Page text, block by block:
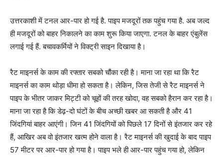
उत्तरकाशी में टनल आर-पार हो गई है. पाइप मजदूरों तक पहुंच गया है. अब जल्द
ही मजदूरों को बाहर निकालने का काम शुरू किया जाएगा. टनल के बाहर एंबुलेंस
लगाई गई हैं. बचावकर्मियों ने विक्ट्री साइन दिखाया है।
रैट माइनर्स के काम की रफ्तार सबको चौंका रही है। माना जा रहा था कि रैट
माइनर्स का काम थोड़ा धीमा हो सकता है। लेकिन, जिस तेजी से रैट माइनर्स ने
पाइप के भीतर जाकर मिट्टी को चूहों की तरह खोदा, वह सबको हैरान कर रहा है।
माना जा रहा है कि डेढ़-दो घंटों के बीच अच्छी खबर आ सकती है और 41
जिंदगियां बाहर आएंगी। जिन 41 जिंदगियों को पिछले 17 दिनों से इंतजार कर रहे
हैं, आखिर अब वो इंतजार खत्म होने वाला है। रैट माइनर्स की खुदाई के बाद पाइप
57 मीटर पर आर-पार हो गया है। पाइप भले ही आर-पार पहुंच गया हो, लेकिन